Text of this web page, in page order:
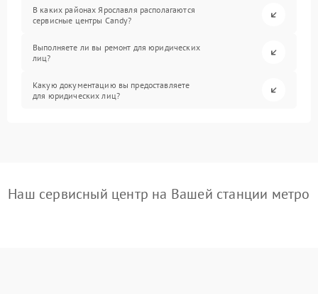
В каких районах Ярославля располагаются
сервисные центры Candy?
Выполняете ли вы ремонт для юридических
лиц?
Какую документацию вы предоставляете
для юридических лиц?
Наш сервисный центр на Вашей станции метро